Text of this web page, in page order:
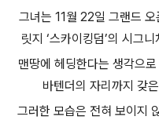
그녀는 11월 22일 그랜드
릿지 ‘스카이킹덤’의 시그
맨땅에 헤딩한다는 생각으
바텐더의 자리까지 갖
그러한 모습은 전혀 보이지